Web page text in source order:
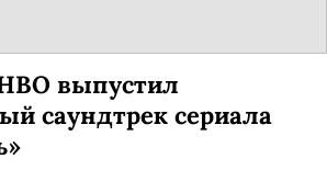
выпустил
саундтрек сериала